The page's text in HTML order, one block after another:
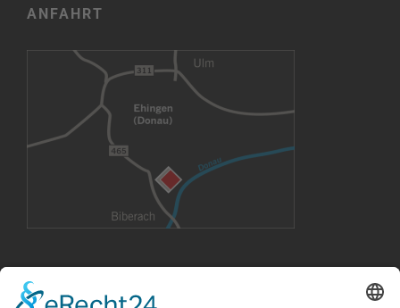
ANFAHRT
VERMIETUNG